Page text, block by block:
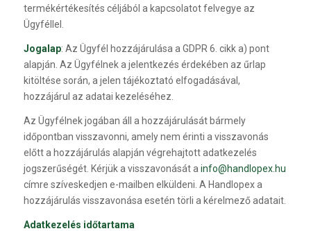
termékértékesítés céljából a kapcsolatot felvegye az
Ügyféllel.
Jogalap: Az Ügyfél hozzájárulása a GDPR 6. cikk a) pont
alapján. Az Ügyfélnek a jelentkezés érdekében az űrlap
kitöltése során, a jelen tájékoztató elfogadásával,
hozzájárul az adatai kezeléséhez.
Az Ügyfélnek jogában áll a hozzájárulását bármely
időpontban visszavonni, amely nem érinti a visszavonás
előtt a hozzájárulás alapján végrehajtott adatkezelés
jogszerűségét. Kérjük a visszavonását a info@handlopex.hu
címre szíveskedjen e-mailben elküldeni. A Handlopex a
hozzájárulás visszavonása esetén törli a kérelmező adatait.
Adatkezelés időtartama